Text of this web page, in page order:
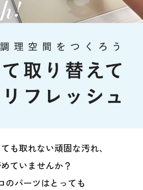
も取れない頑固な汚れ、
ていませんか？
のパーツはとっても